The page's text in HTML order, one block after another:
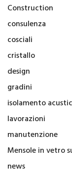
Construction
consulenza
cosciali
cristallo
design
gradini
isolamento
lavorazioni
manutenzione
Mensole in vetro
news